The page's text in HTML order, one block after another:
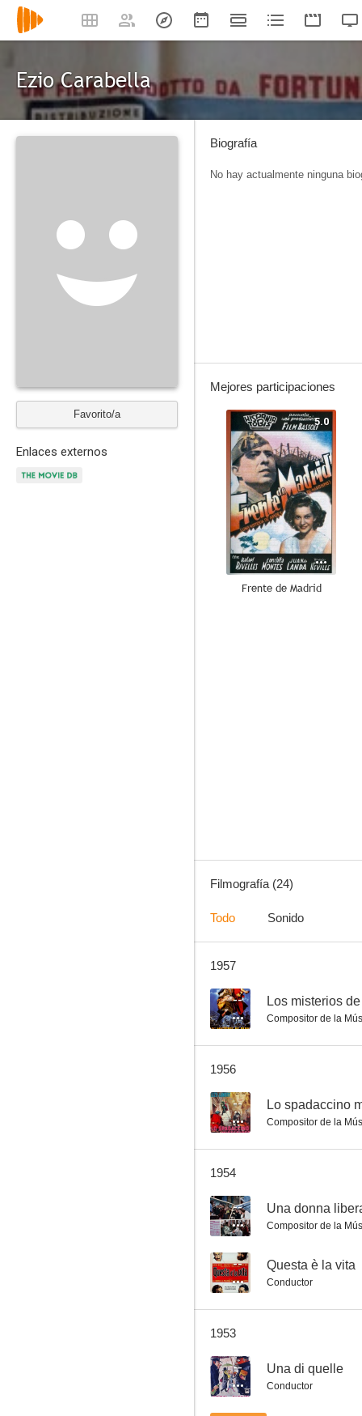
Ezio Carabella
Favorito/a
Enlaces externos
Biografía
No hay actualmente ninguna
Mejores participaciones
5.0
Frente de Madrid
El prisionero del rey
--
Filmografía (24)
Todo Sonido
1957
-- Los misterios
Compositor de la
1956
-- Lo spadaccino
Compositor de la
1954
-- Una donna
Compositor de la
-- Questa è la vita
Conductor
1953
-- Una di quelle
Conductor